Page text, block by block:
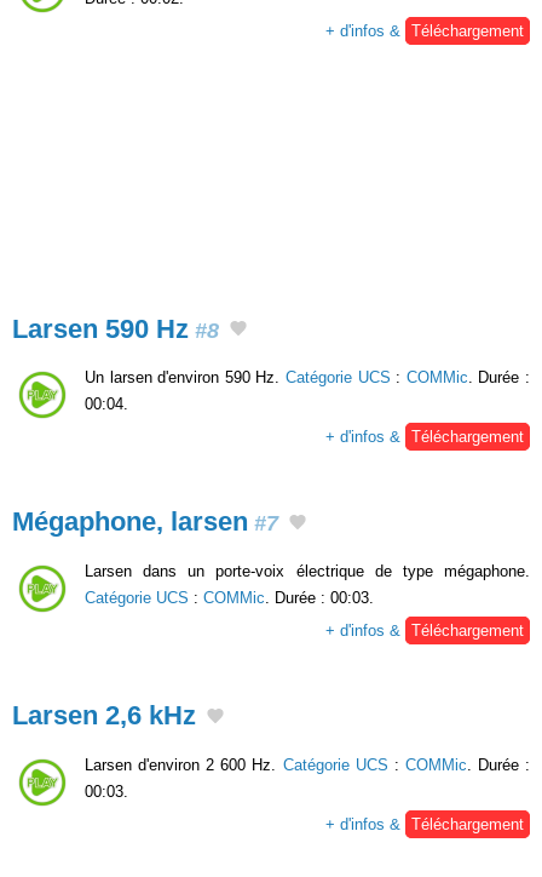
+ d'infos &
Téléchargement
Larsen 590 Hz #8
Un larsen d'environ 590 Hz. Catégorie UCS : COMMic. Durée :
00:04.
+ d'infos & Téléchargement
Mégaphone, larsen #7
Larsen dans un porte-voix électrique de type mégaphone.
Catégorie UCS : COMMic . Durée : 00:03.
+ d'infos &
Téléchargement
Larsen 2,6 kHz
Larsen d'environ 2 600 Hz. Catégorie UCS : COMMic . Durée :
00:03.
+ d'infos &
Téléchargement